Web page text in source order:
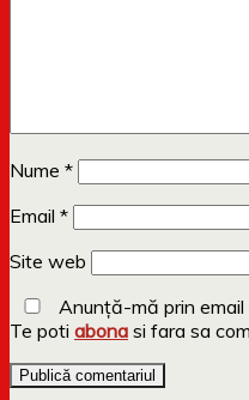
Nume *
Email *
Site web
Anunță-mă prin email
Te poti abona si fara sa